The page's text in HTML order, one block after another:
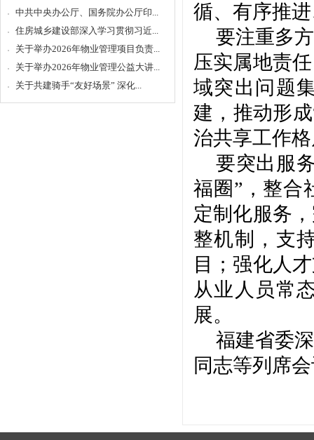
中共中央办公厅、国务院办公厅印...
住房城乡建设部深入学习贯彻习近...
关于举办2026年物业管理项目负责...
关于举办2026年物业管理公益大讲...
关于共建骑手“友好场景” 深化...
循、有序推
要注重多
压实属地责
域突出问题
建，推动形成
治共享工作
要突出服
福圈”，整合
定制化服务
整机制，支
目；强化人
从业人员常
展。
福建省委
同志等列席